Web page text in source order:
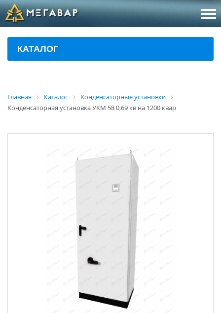
8
КАТАЛОГ
Главная Каталог
Конденсаторные установки
Конденсаторная установка УКМ 58 0,69 кв на 1200 квар